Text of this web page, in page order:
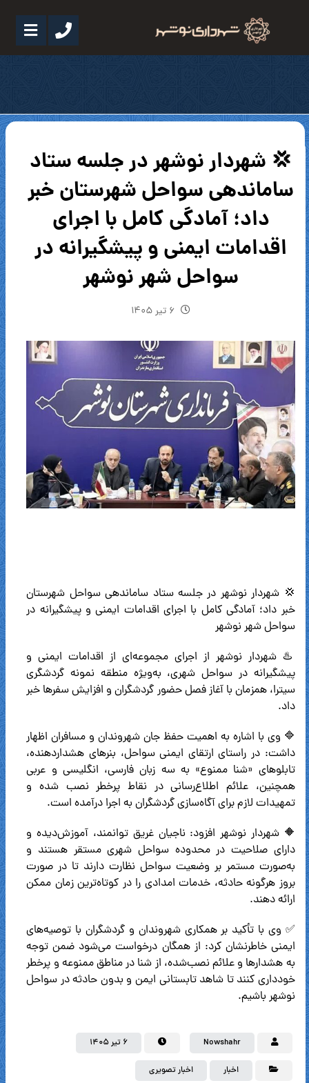
💢 شهردار نوشهر در جلسه ستاد
ساماندهی سواحل شهرستان خبر
داد؛ آمادگی کامل با اجرای
اقدامات ایمنی و پیشگیرانه در
سواحل شهر نوشهر
۶ تیر ۱۴۰۵
💢 شهردار نوشهر در جلسه ستاد ساماندهی سواحل شهرستان
خبر داد؛ آمادگی کامل با اجرای اقدامات ایمنی و پیشگیرانه در
سواحل شهر نوشهر
♨️ شهردار نوشهر از اجرای مجموعه‌ای از اقدامات ایمنی و
پیشگیرانه در سواحل شهری، به‌ویژه منطقه نمونه گردشگری
سیترا، همزمان با آغاز فصل حضور گردشگران و افزایش سفرها خبر
داد.
🔷 وی با اشاره به اهمیت حفظ جان شهروندان و مسافران اظهار
داشت: در راستای ارتقای ایمنی سواحل، بنرهای هشداردهنده،
تابلوهای «شنا ممنوع» به سه زبان فارسی، انگلیسی و عربی
همچنین، علائم اطلاع‌رسانی در نقاط پرخطر نصب شده و
تمهیدات لازم برای آگاه‌سازی گردشگران به اجرا درآمده است.
🔶 شهردار نوشهر افزود: ناجیان غریق توانمند، آموزش‌دیده و
دارای صلاحیت در محدوده سواحل شهری مستقر هستند و
به‌صورت مستمر بر وضعیت سواحل نظارت دارند تا در صورت
بروز هرگونه حادثه، خدمات امدادی را در کوتاه‌ترین زمان ممکن
ارائه دهند.
✅ وی با تأکید بر همکاری شهروندان و گردشگران با توصیه‌های
ایمنی خاطرنشان کرد: از همگان درخواست می‌شود ضمن توجه
به هشدارها و علائم نصب‌شده، از شنا در مناطق ممنوعه و پرخطر
خودداری کنند تا شاهد تابستانی ایمن و بدون حادثه در سواحل
نوشهر باشیم.
Nowshahr ۶ تیر ۱۴۰۵
اخبار اخبار تصویری